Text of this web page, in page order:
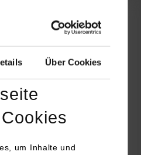
Über Cookies
um Inhalte und